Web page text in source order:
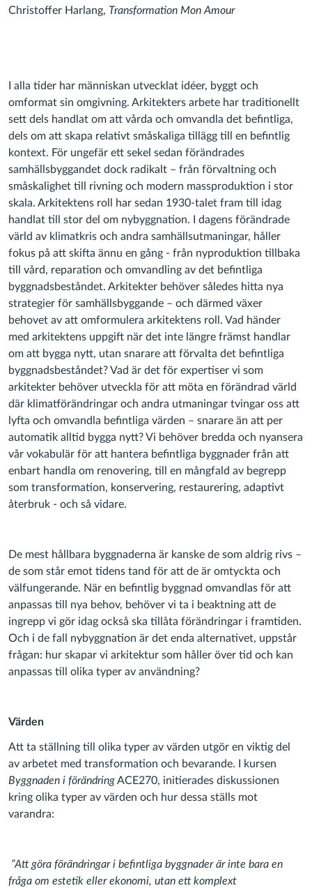
Christoffer Harlang, Transformation Mon Amour
I alla tider har människan utvecklat idéer, byggt och
omformat sin omgivning. Arkitekters arbete har traditionellt
sett dels handlat om att vårda och omvandla det befintliga,
dels om att skapa relativt småskaliga tillägg till en befintlig
kontext. För ungefär ett sekel sedan förändrades
samhällsbyggandet dock radikalt – från förvaltning och
småskalighet till rivning och modern massproduktion i stor
skala. Arkitektens roll har sedan 1930-talet fram till idag
handlat till stor del om nybyggnation. I dagens förändrade
värld av klimatkris och andra samhällsutmaningar, håller
fokus på att skifta ännu en gång - från nyproduktion tillbaka
till vård, reparation och omvandling av det befintliga
byggnadsbeståndet. Arkitekter behöver således hitta nya
strategier för samhällsbyggande – och därmed växer
behovet av att omformulera arkitektens roll. Vad händer
med arkitektens uppgift när det inte längre främst handlar
om att bygga nytt, utan snarare att förvalta det befintliga
byggnadsbeståndet? Vad är det för expertiser vi som
arkitekter behöver utveckla för att möta en förändrad värld
där klimatförändringar och andra utmaningar tvingar oss att
lyfta och omvandla befintliga värden – snarare än att per
automatik alltid bygga nytt? Vi behöver bredda och nyansera
vår vokabulär för att hantera befintliga byggnader från att
enbart handla om renovering, till en mångfald av begrepp
som transformation, konservering, restaurering, adaptivt
återbruk - och så vidare.
De mest hållbara byggnaderna är kanske de som aldrig rivs –
de som står emot tidens tand för att de är omtyckta och
välfungerande. När en befintlig byggnad omvandlas för att
anpassas till nya behov, behöver vi ta i beaktning att de
ingrepp vi gör idag också ska tillåta förändringar i framtiden.
Och i de fall nybyggnation är det enda alternativet, uppstår
frågan: hur skapar vi arkitektur som håller över tid och kan
anpassas till olika typer av användning?
Värden
Att ta ställning till olika typer av värden utgör en viktig del
av arbetet med transformation och bevarande. I kursen
Byggnaden i förändringACE270, initierades diskussionen
kring olika typer av värden och hur dessa ställs mot
varandra:
”Att göra förändringar i befintliga byggnader är inte bara en
fråga om estetik eller ekonomi, utan ett komplext